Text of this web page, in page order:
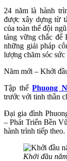
24 năm là hành
được xây dựng từ
của toàn thể đội
tảng vững chắc để
những giải pháp
lượng chăm sóc
Năm mới – Khởi
Tập thểPhuong
trước với tinh thần
Đại gia đình
– Phát Triển Bền
hành trình tiếp theo.
Khởi đầu